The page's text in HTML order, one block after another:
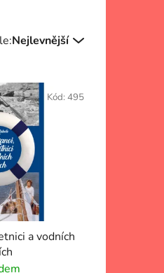
Nejlevnější
a vodních
Kód: 495